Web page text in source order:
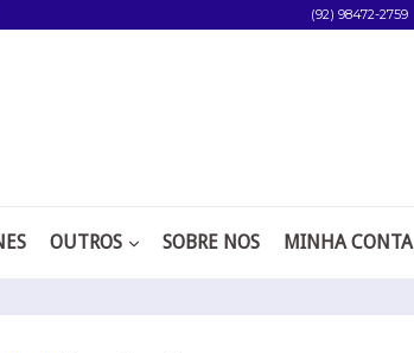
(92) 98472-2759
OUTROS SOBRE NOS MINHA CONTA